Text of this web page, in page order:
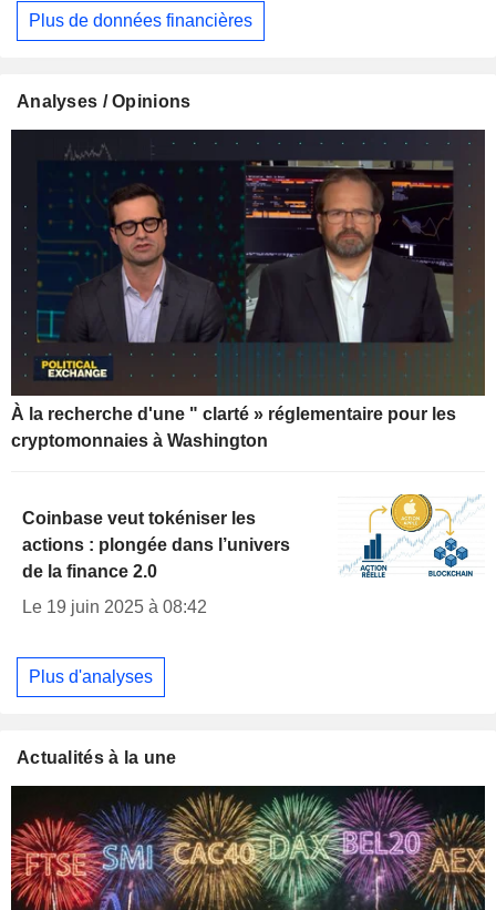
Plus de données financières
Analyses / Opinions
À la recherche d'une " clarté » réglementaire pour les
cryptomonnaies à Washington
Coinbase veut tokéniser les
actions : plongée dans l’univers
de la finance 2.0
Le 19 juin 2025 à 08:42
Plus d'analyses
Actualités à la une